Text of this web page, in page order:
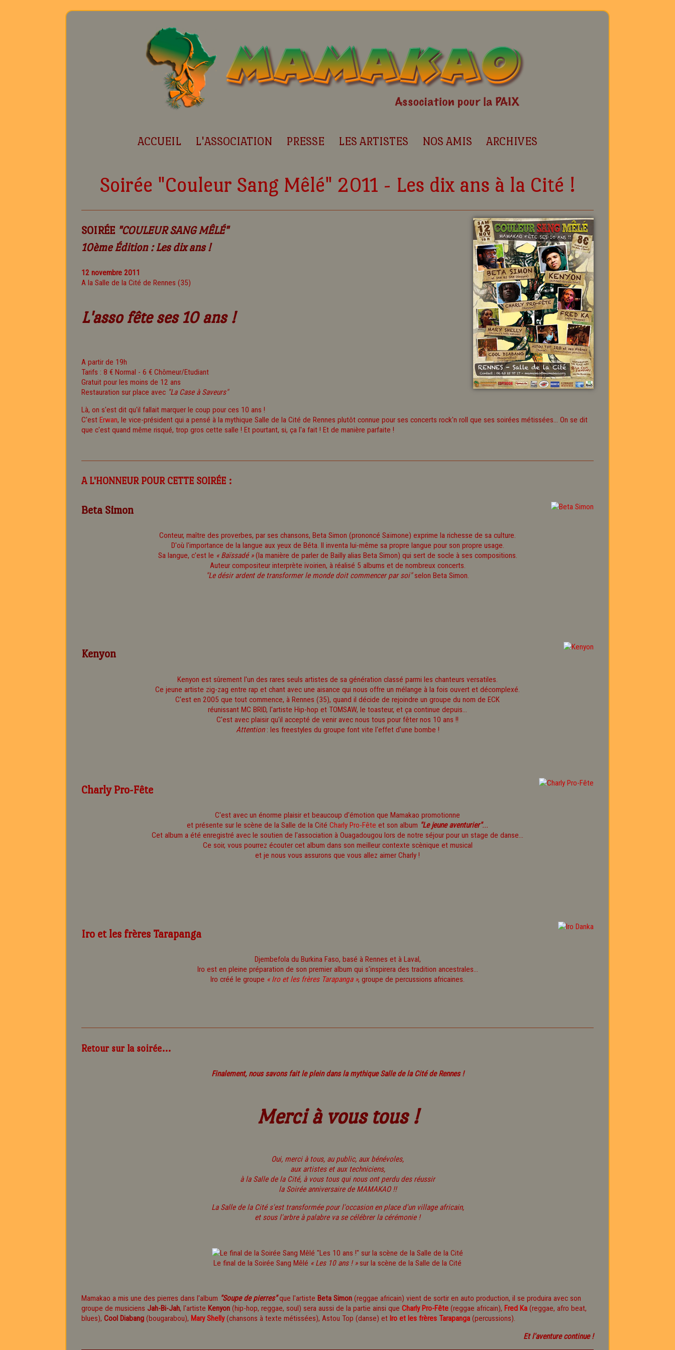
ACCUEIL L'ASSOCIATION PRESSE LES ARTISTES NOS AMIS ARCHIVES
Soirée "Couleur Sang Mêlé" 2011 - Les dix ans à la Cité !
SOIRÉE "COULEUR SANG MÊLÉ"
10ème Édition : Les dix ans !
12 novembre 2011
A la Salle de la Cité de Rennes (35)
L'asso fête ses 10 ans !
A partir de 19h
Tarifs : 8 € Normal - 6 € Chômeur/Etudiant
Gratuit pour les moins de 12 ans
Restauration sur place avec "La Case à Saveurs"
Là, on s'est dit qu'il fallait marquer le coup pour ces 10 ans !
C'est Erwan, le vice-président qui a pensé à la mythique Salle de la Cité de Rennes plutôt connue pour ses concerts rock'n roll que ses soirées métissées... On se dit
que c'est quand même risqué, trop gros cette salle ! Et pourtant, si, ça l'a fait ! Et de manière parfaite !
A L'HONNEUR POUR CETTE SOIRÉE :
Beta Simon
Conteur, maître des proverbes, par ses chansons, Beta Simon (prononcé Saïmone) exprime la richesse de sa culture.
D'où l'importance de la langue aux yeux de Béta. Il inventa lui-même sa propre langue pour son propre usage.
Sa langue, c'est le « Baïssadé »(la manière de parler de Bailly alias Beta Simon) qui sert de socle à ses compositions.
Auteur compositeur interprète ivoirien, à réalisé 5 albums et de nombreux concerts.
"Le désir ardent de transformer le monde doit commencer par soi"selon Beta Simon.
Kenyon
Kenyon est sûrement l'un des rares seuls artistes de sa génération classé parmi les chanteurs versatiles.
Ce jeune artiste zig-zag entre rap et chant avec une aisance qui nous offre un mélange à la fois ouvert et décomplexé.
C'est en 2005 que tout commence, à Rennes (35), quand il décide de rejoindre un groupe du nom de ECK
réunissant MC BRID, l'artiste Hip-hop et TOMSAW, le toasteur, et ça continue depuis...
C'est avec plaisir qu'il accepté de venir avec nous tous pour fêter nos 10 ans !!
Attention: les freestyles du groupe font vite l'effet d'une bombe !
Charly Pro-Fête
C'est avec un énorme plaisir et beaucoup d'émotion que Mamakao promotionne
et présente sur le scène de la Salle de la Cité Charly Pro-Fête et son album "Le jeune aventurier"...
Cet album a été enregistré avec le soutien de l'association à Ouagadougou lors de notre séjour pour un stage de danse...
Ce soir, vous pourrez écouter cet album dans son meilleur contexte scènique et musical
et je nous vous assurons que vous allez aimer Charly !
Iro et les frères Tarapanga
Djembefola du Burkina Faso, basé à Rennes et à Laval,
Iro est en pleine préparation de son premier album qui s'inspirera des tradition ancestrales...
Iro créé le groupe « Iro et les frères Tarapanga », groupe de percussions africaines.
Retour sur la soirée...
Finalement, nous savons fait le plein dans la mythique Salle de la Cité de Rennes !
Merci à vous tous !
Oui, merci à tous, au public, aux bénévoles,
aux artistes et aux techniciens,
à la Salle de la Cité, à vous tous qui nous ont perdu des réussir
la Soirée anniversaire de MAMAKAO !!
La Salle de la Cité s'est transformée pour l'occasion en place d'un village africain,
et sous l'arbre à palabre va se célébrer la cérémonie !
Le final de la Soirée Sang Mêlé « Les 10 ans ! »sur la scène de la Salle de la Cité
Mamakao a mis une des pierres dans l'album "Soupe de pierres"que l'artiste Beta Simon (reggae africain) vient de sortir en auto production, il se produira avec son
groupe de musiciens Jah-Bi-Jah, l'artiste Kenyon (hip-hop, reggae, soul) sera aussi de la partie ainsi que Charly Pro-Fête (reggae africain), Fred Ka (reggae, afro beat,
blues), Cool Diabang (bougarabou), Mary Shelly(chansons à texte métissées), Astou Top (danse) et Iro et les frères Tarapanga (percussions).
Et l'aventure continue !